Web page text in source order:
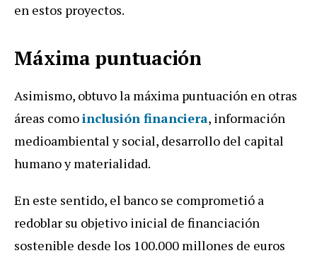
en estos proyectos.
Máxima puntuación
Asimismo, obtuvo la máxima puntuación en otras
áreas comoinclusión financiera, información
medioambiental y social, desarrollo del capital
humano y materialidad.
En este sentido, el banco se comprometió a
redoblar su objetivo inicial de financiación
sostenible desde los 100.000 millones de euros